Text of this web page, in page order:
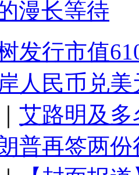
漫长等待
发行市值
人民币兑
艾路明及
普再签两